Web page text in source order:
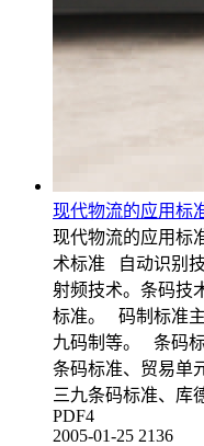
现代物流的应用标
现代物流的应用
术标准 自动识别
射频技术。条码技
标准。 码制标准
九码制等。 条码
条码标准、贸易单
三九条码标准、库
PDF4
2005-01-25 2136